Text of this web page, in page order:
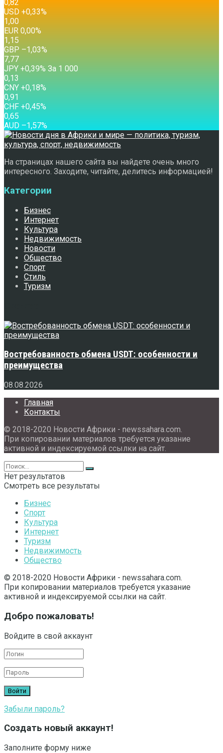
0,82
USD +0,33%
1,00
EUR 0,00%
1,15
GBP –1,03%
7,77
JPY +0,39% За 1 000
0,13
CNY +0,18%
0,91
CHF +0,45%
0,65
AUD –1,57%
На страницах нашего сайта вы найдете очень много
интересного. Заходите, читайте, делитесь информацией!
Категории
Бизнес
Интернет
Культура
Недвижимость
Новости
Общество
Спорт
Стиль
Туризм
Востребованность обмена USDT: особенности и
преимущества
08.08.2026
Главная
Контакты
© 2018-2020 Новости Африки - newssahara.com.
При копировании материалов требуется указание
активной и индексируемой ссылки на сайт.
Нет результатов
Смотреть все результаты
Бизнес
Спорт
Культура
Интернет
Туризм
Недвижимость
Общество
© 2018-2020 Новости Африки - newssahara.com.
При копировании материалов требуется указание
активной и индексируемой ссылки на сайт.
Добро пожаловать!
Войдите в свой аккаунт
Забыли пароль?
Создать новый аккаунт!
Заполните форму ниже